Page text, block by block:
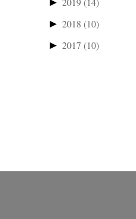
► 2018 (10)
► 2017 (10)